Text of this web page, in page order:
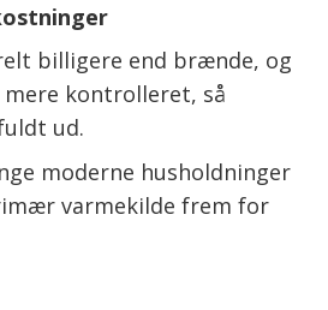
billigere end brænde, og
kontrolleret, så
ud.
moderne husholdninger
varmekilde frem for